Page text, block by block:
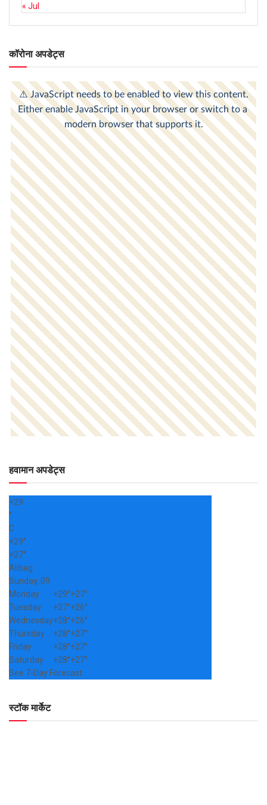
« Jul
कॉरोना अपडेट्स
हवामान अपडेट्स
+29
°
C
+29°
+27°
Alibag
Sunday, 09
Monday
+29°+27°
Tuesday
+27°+26°
Wednesday+28°+26°
Thursday
+28°+27°
Friday
+28°+27°
Saturday
+28°+27°
See 7-Day Forecast
स्टॉक मार्केट